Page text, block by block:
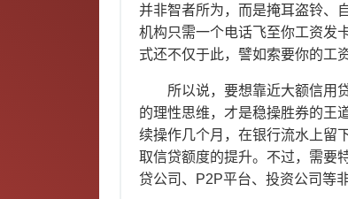
并非智者所为，而是掩耳盗铃、
机构只需一个电话飞至你工资发
式还不仅于此，譬如索要你的工
所以说，要想靠近大额信用贷
的理性思维，才是稳操胜券的王
续操作几个月，在银行流水上留
取信贷额度的提升。不过，需要
贷公司、P2P平台、投资公司等